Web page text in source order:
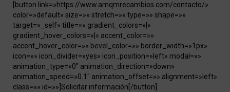
[button link=»https://www.amqmrecambios.com/contacto/»
color=»default» size=»» stretch=»» type=»» shape=»»
target=»_self» title=»» gradient_colors=»|»
gradient_hover_colors=»|» accent_color=»»
accent_hover_color=»» bevel_color=»» border_width=»1px»
icon=»» icon_divider=»yes» icon_position=»left» modal=»»
animation_type=»0″ animation_direction=»down»
animation_speed=»0.1″ animation_offset=»» alignment=»left»
class=»» id=»»]Solicitar información[/button]